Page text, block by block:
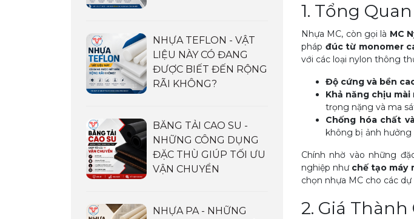
1. Tổng
Nhựa MC, còn gọi là MC
pháp đúc từ monomer
với các loại nylon thông
Độ cứng và bền
Khả năng chịu mài
trọng nặng và ma
Chống hóa chất
không bị ảnh hưởng
Chính nhờ vào những
nghiệp như chế tạo máy
chọn nhựa MC cho các
2. Giá Thành
NHỰA TEFLON - VẬT
LIỆU NÀY CÓ ĐANG
ĐƯỢC BIẾT ĐẾN RỘNG
RÃI KHÔNG?
BĂNG TẢI CAO SU -
NHỮNG CÔNG DỤNG
ĐẶC THÙ GIÚP TỐI ƯU
VẬN CHUYỂN
NHỰA PA - NHỮNG